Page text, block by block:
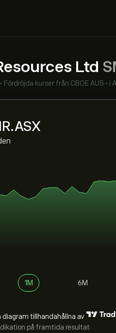
Ltd
• Fördröjda kurser från CBOE AUS • i
1M 6M
tillhandahållna av
på framtida resultat